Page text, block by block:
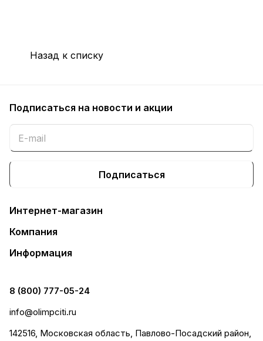
Назад к списку
Подписаться на новости и акции
Подписаться
Интернет-магазин
Компания
Информация
8 (800) 777-05-24
info@olimpciti.ru
142516, Московская область, Павлово-Посадский район,